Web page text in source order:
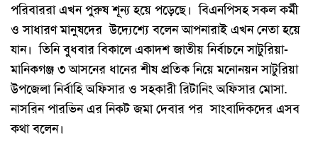
পরিবাররা এখন পুরুষ শূন্য হয়ে পড়েছে। বিএনপিসহ সকল কর্মী
ও সাধারণ মানুষদের উদ্যেশ্যে বলেন আপনারাই এখন নেতা হয়ে
যান। তিনি বুধবার বিকালে একাদশ জাতীয় নির্বাচনে সাটুরিয়া-
মানিকগঞ্জ ৩ আসনের ধানের শীষ প্রতিক নিয়ে মনোনয়ন সাটুরিয়া
উপজেলা নির্বাহি অফিসার ও সহকারী রিটানিং অফিসার মোসা.
নাসরিন পারভিন এর নিকট জমা দেবার পর সাংবাদিকদের এসব
কথা বলেন।